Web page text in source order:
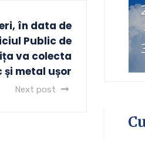
în data de
Public de
va colecta
și metal ușor
Next post